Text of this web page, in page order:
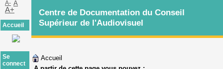
Accueil
Centre de Documentation du Conseil
Supérieur de l'Audiovisuel
A- A
A+
Accueil
Se
connect